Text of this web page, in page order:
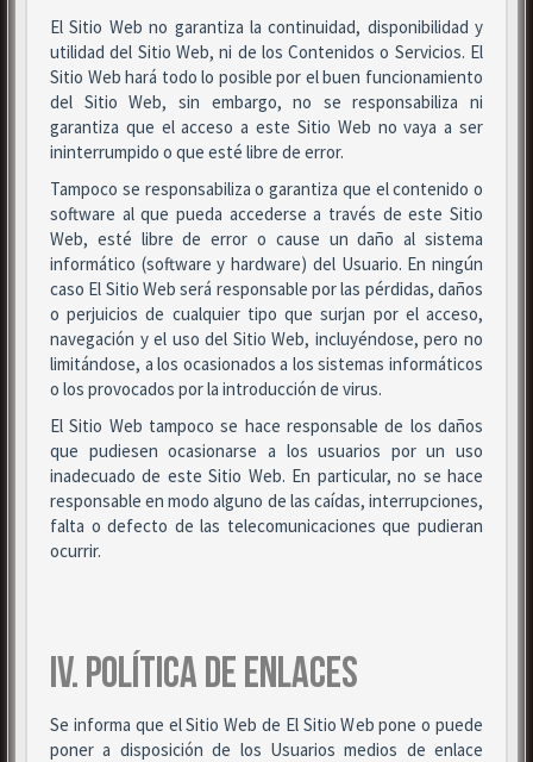
El Sitio Web no garantiza la continuidad, disponibilidad y
utilidad del Sitio Web, ni de los Contenidos o Servicios. El
Sitio Web hará todo lo posible por el buen funcionamiento
del Sitio Web, sin embargo, no se responsabiliza ni
garantiza que el acceso a este Sitio Web no vaya a ser
ininterrumpido o que esté libre de error.
Tampoco se responsabiliza o garantiza que el contenido o
software al que pueda accederse a través de este Sitio
Web, esté libre de error o cause un daño al sistema
informático (software y hardware) del Usuario. En ningún
caso El Sitio Web será responsable por las pérdidas, daños
o perjuicios de cualquier tipo que surjan por el acceso,
navegación y el uso del Sitio Web, incluyéndose, pero no
limitándose, a los ocasionados a los sistemas informáticos
o los provocados por la introducción de virus.
El Sitio Web tampoco se hace responsable de los daños
que pudiesen ocasionarse a los usuarios por un uso
inadecuado de este Sitio Web. En particular, no se hace
responsable en modo alguno de las caídas, interrupciones,
falta o defecto de las telecomunicaciones que pudieran
ocurrir.
IV. POLÍTICA DE ENLACES
Se informa que el Sitio Web de El Sitio Web pone o puede
poner a disposición de los Usuarios medios de enlace